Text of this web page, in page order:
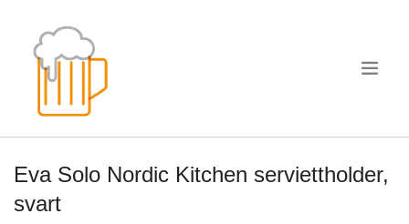
Eva Solo Nordic Kitchen serviettholder,
svart